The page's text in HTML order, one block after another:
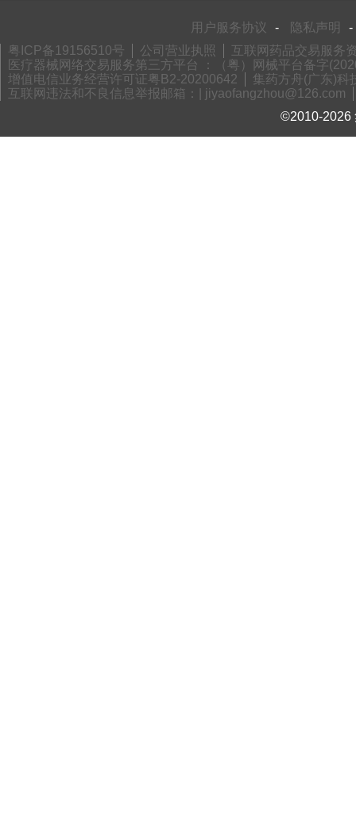
用户服务协议 - 隐私声明
-
粤ICP备19156510号
公司营业执照
互联网药品交易服务
医疗器械网络交易服务第三方平台 ：（粤）网械平台备字
增值电信业务经营许可证粤B2-20200642
集药方舟(广东)科
互联网违法和不良信息举报邮箱：| jiyaofangzhou@126.com
©2010-2026